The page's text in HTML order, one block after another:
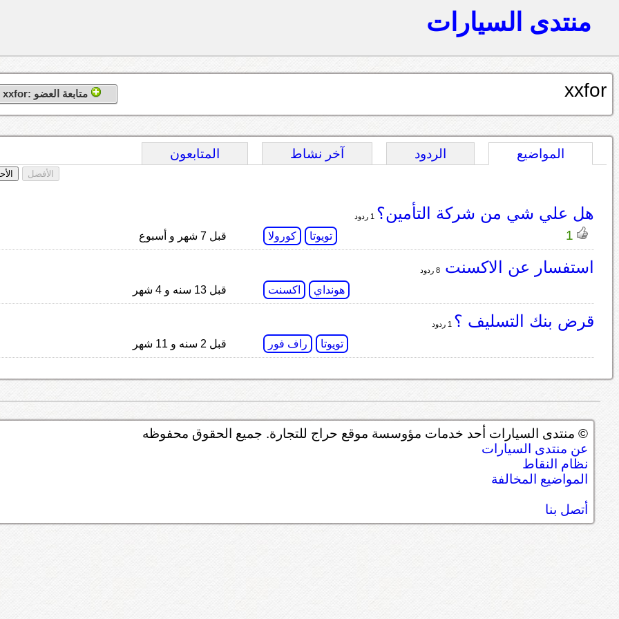
منتدى السيارات
xxfor متابعة العضو :xxfor
المواضيع الردود آخر نشاط المتابعون
الأفضل
هل علي شي من شركة التأمين؟
1 تويوتا كورولا قبل 7 شهر و أسبوع
استفسار عن الاكسنت8 ردود
هونداي اكسنت قبل 13 سنه و 4 شهر
قرض بنك التسليف ؟
تويوتا راف فور قبل 2 سنه و 11 شهر
© منتدى السيارات أحد خدمات مؤوسسة موقع حراج للتجارة. جميع الحقوق محفوظه
عن منتدى السيارات
نظام النقاط
المواضيع المخالفة
أتصل بنا